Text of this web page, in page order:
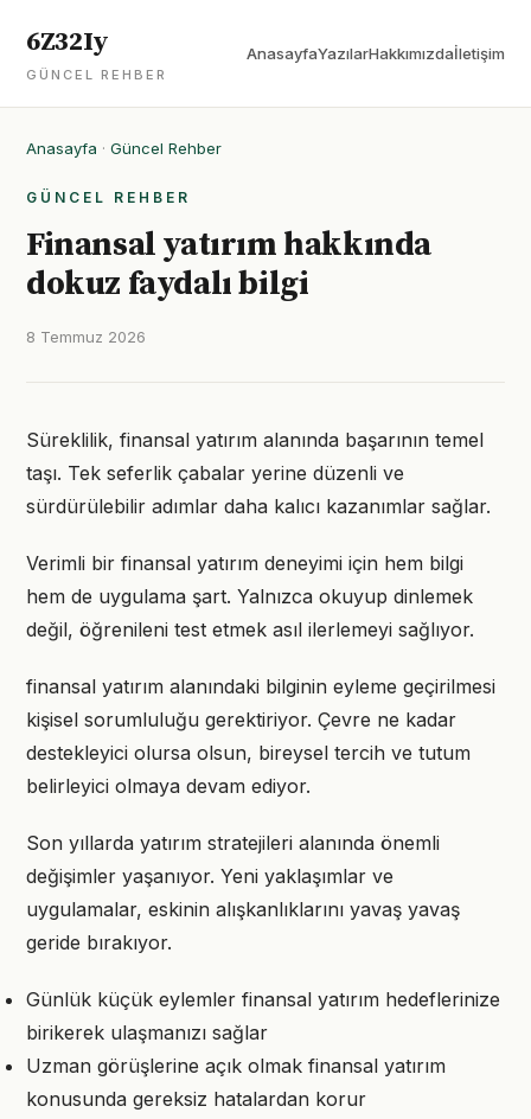
6Z32Iy
GÜNCEL REHBER
AnasayfaYazılarHakkımızdaİletişim
Anasayfa · Güncel Rehber
GÜNCEL REHBER
Finansal yatırım hakkında
dokuz faydalı bilgi
8 Temmuz 2026
Süreklilik, finansal yatırım alanında başarının temel
taşı. Tek seferlik çabalar yerine düzenli ve
sürdürülebilir adımlar daha kalıcı kazanımlar sağlar.
Verimli bir finansal yatırım deneyimi için hem bilgi
hem de uygulama şart. Yalnızca okuyup dinlemek
değil, öğrenileni test etmek asıl ilerlemeyi sağlıyor.
finansal yatırım alanındaki bilginin eyleme geçirilmesi
kişisel sorumluluğu gerektiriyor. Çevre ne kadar
destekleyici olursa olsun, bireysel tercih ve tutum
belirleyici olmaya devam ediyor.
Son yıllarda yatırım stratejileri alanında önemli
değişimler yaşanıyor. Yeni yaklaşımlar ve
uygulamalar, eskinin alışkanlıklarını yavaş yavaş
geride bırakıyor.
Günlük küçük eylemler finansal yatırım hedeflerinize
birikerek ulaşmanızı sağlar
Uzman görüşlerine açık olmak finansal yatırım
konusunda gereksiz hatalardan korur